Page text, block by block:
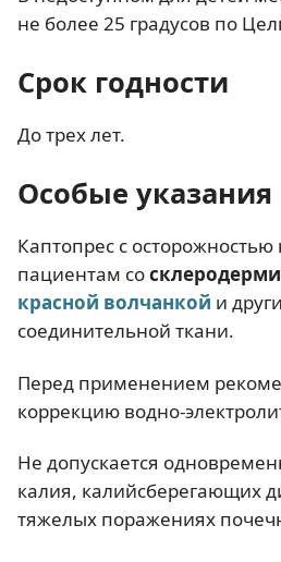
не более 25 градусов по
Срок годности
До трех лет.
Особые указания
Каптопрес с
пациентам со
красной волчанкой и
соединительной ткани.
Перед применением
коррекцию водно-
Не допускается
калия, калийсберегающих
тяжелых поражениях